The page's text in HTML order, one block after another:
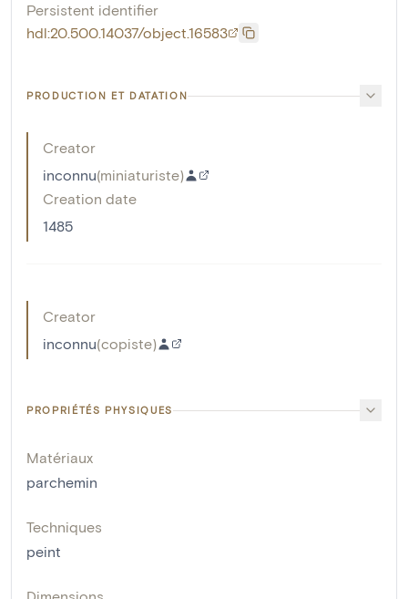
Persistent identifier
hdl:20.500.14037/object.16583
PRODUCTION ET DATATION
Creator
inconnu(miniaturiste)
Creation date
1485
Creator
inconnu(copiste)
PROPRIÉTÉS PHYSIQUES
Matériaux
parchemin
Techniques
peint